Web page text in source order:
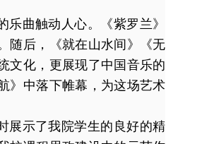
曲触动人心。《紫罗兰》
随后，《就在山水间》《无
文化，更展现了中国音乐的
》中落下帷幕，为这场艺术
展示了我院学生的良好的精